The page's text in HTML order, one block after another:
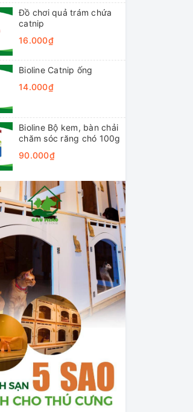
#khách_sạn_thú_cưng
Đồ chơi quả trám chứa
catnip
16.000₫
Bioline Catnip ống
14.000₫
Bioline Bộ kem, bàn chải
chăm sóc răng chó 100g
90.000₫